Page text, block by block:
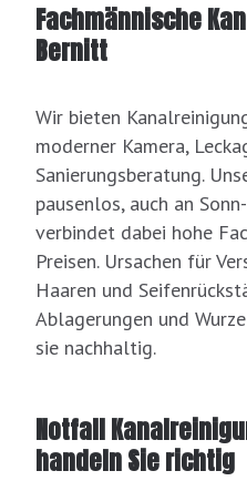
Fachmännische
Bernitt
Wir bieten
moderner Kamera,
Sanierungsberatung.
pausenlos, auch an
verbindet dabei hohe
Preisen. Ursachen für
Haaren und
Ablagerungen und
sie nachhaltig.
Notfall
handeln Sie richtig